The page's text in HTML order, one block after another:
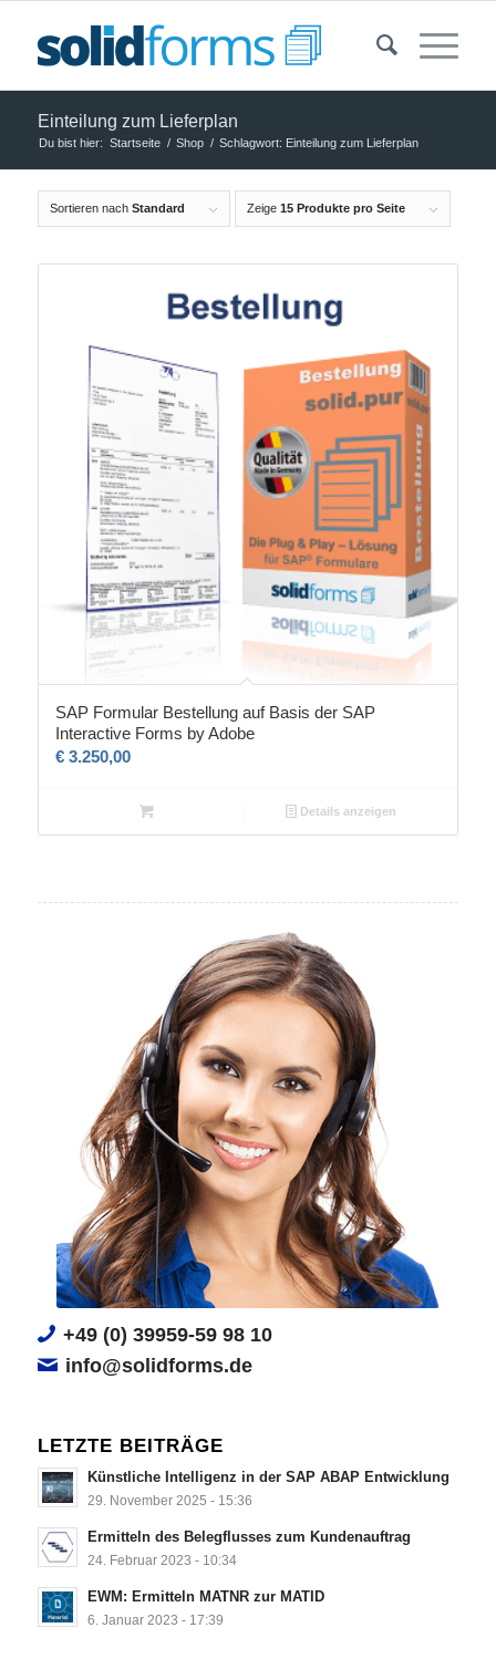
Einteilung zum Lieferplan
Du bist hier: Startseite / Shop / Schlagwort: Einteilung zum Lieferplan
Sortieren nach Standard Zeige 15 Produkte pro Seite
SAP Formular Bestellung auf Basis der SAP
Interactive Forms by Adobe
€3.250,00
Details anzeigen
+49 (0) 39959-59 98 10
info@solidforms.de
LETZTE BEITRÄGE
Künstliche Intelligenz in der SAP ABAP Entwicklung
29. November 2025 - 15:36
Ermitteln des Belegflusses zum Kundenauftrag
24. Februar 2023 - 10:34
EWM: Ermitteln MATNR zur MATID
6. Januar 2023 - 17:39